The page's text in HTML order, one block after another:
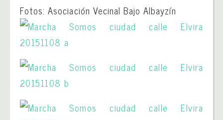
Fotos: Asociación Vecinal Bajo Albayzín